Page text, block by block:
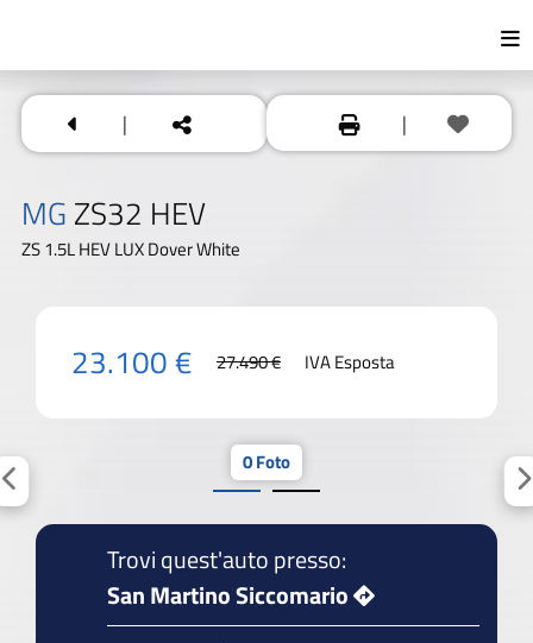
| |
MG ZS32 HEV
ZS 1.5L HEV LUX Dover White
23.100 € 27.490 € IVA Esposta
0 Foto
Trovi quest'auto presso:
San Martino Siccomario